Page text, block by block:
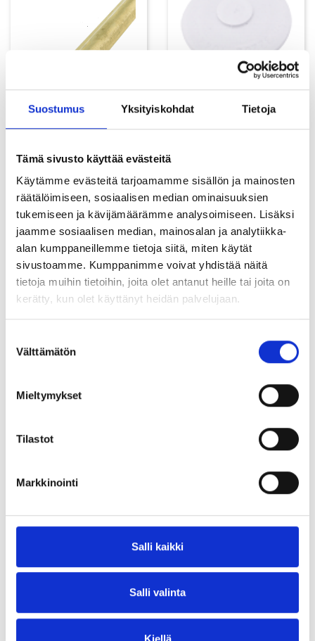
Suostumus Yksityiskohdat Tietoja
Tämä sivusto käyttää evästeitä
Käytämme evästeitä tarjoamamme sisällön ja mainosten
räätälöimiseen, sosiaalisen median ominaisuuksien
tukemiseen ja kävijämäärämme analysoimiseen. Lisäksi
jaamme sosiaalisen median, mainosalan ja analytiikka-
alan kumppaneillemme tietoja siitä, miten käytät
sivustoamme. Kumppanimme voivat yhdistää näitä
tietoja muihin tietoihin, joita olet antanut heille tai joita on
kerätty, kun olet käyttänyt heidän palvelujaan.
valinta
Välttämätön
Mieltymykset
Tilastot
Markkinointi
Salli kaikki
Salli valinta
Kiellä
KAAPELISUOJUS
KALVOTIIVISTE IP44
2,5mm²
KYTKENTÄLAATTA
LÄPIVIENTITARVIKKEITA